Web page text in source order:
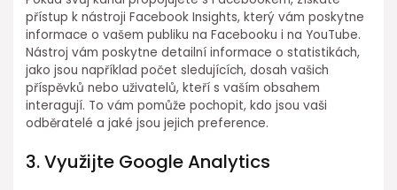
přístup k nástroji Facebook Insights, který vám poskytne
informace o vašem publiku na Facebooku i na YouTube.
Nástroj vám poskytne detailní informace o statistikách,
jako jsou například počet sledujících, dosah vašich
příspěvků nebo uživatelů, kteří s vaším obsahem
interagují. To vám pomůže pochopit, kdo jsou vaši
odběratelé a jaké jsou jejich preference.
3. Využijte Google Analytics